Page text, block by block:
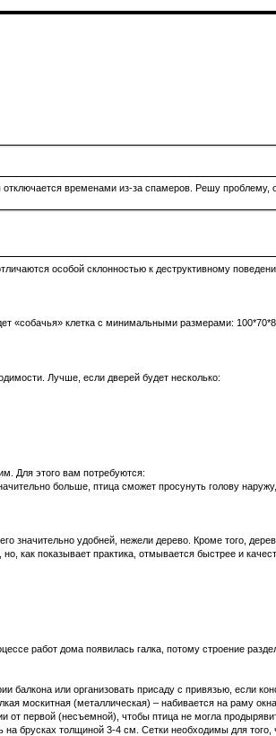
временами из-за спамеров. Решу проблему,
особой склонностью к деструктивному
«собачья» клетка с минимальными размерами:
Лучше, если дверей будет несколько:
Для этого вам потребуются:
больше, птица сможет просунуть голову
значительно удобней, нежели дерево. Кроме того,
как показывает практика, отмывается быстрее и
работ дома появилась галка, потому строение
или организовать присаду с привязью, если
москитная (металлическая) – набивается на раму
первой (несъемной), чтобы птица не могла
брусках толщиной 3-4 см. Сетки необходимы для